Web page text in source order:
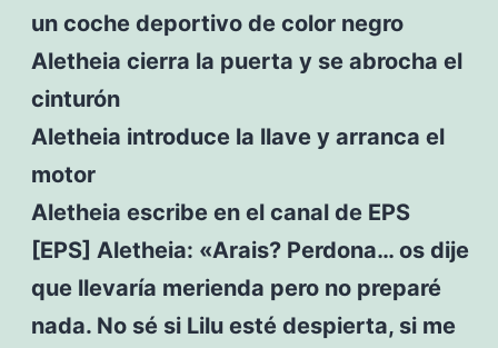
un coche deportivo de color negro
Aletheia cierra la puerta y se abrocha el
cinturón
Aletheia introduce la llave y arranca el
motor
Aletheia escribe en el canal de EPS
[EPS] Aletheia: «Arais? Perdona… os dije
que llevaría merienda pero no preparé
nada. No sé si Lilu esté despierta, si me